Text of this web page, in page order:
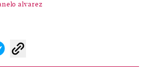
alvarez